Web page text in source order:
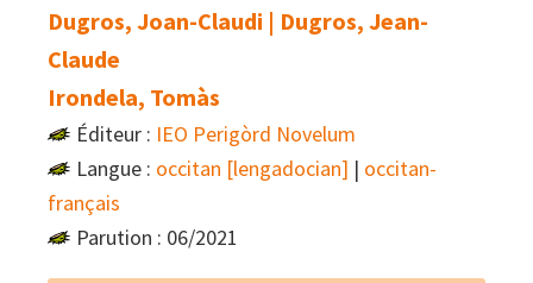
Dugros, Joan-Claudi | Dugros, Jean-
Claude
Irondela, Tomàs
Éditeur : IEO Perigòrd Novelum
Langue : occitan [lengadocian] | occitan-
français
Parution : 06/2021